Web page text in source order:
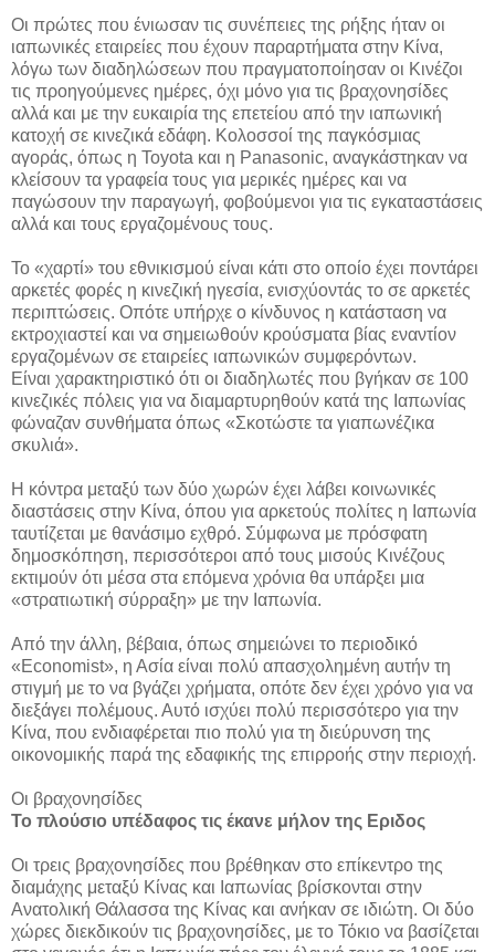
Οι πρώτες που ένιωσαν τις συνέπειες της ρήξης ήταν οι
ιαπωνικές εταιρείες που έχουν παραρτήματα στην Κίνα,
λόγω των διαδηλώσεων που πραγματοποίησαν οι Κινέζοι
τις προηγούμενες ημέρες, όχι μόνο για τις βραχονησίδες
αλλά και με την ευκαιρία της επετείου από την ιαπωνική
κατοχή σε κινεζικά εδάφη. Κολοσσοί της παγκόσμιας
αγοράς, όπως η Toyota και η Panasonic, αναγκάστηκαν να
κλείσουν τα γραφεία τους για μερικές ημέρες και να
παγώσουν την παραγωγή, φοβούμενοι για τις εγκαταστάσεις
αλλά και τους εργαζομένους τους.
Το «χαρτί» του εθνικισμού είναι κάτι στο οποίο έχει ποντάρει
αρκετές φορές η κινεζική ηγεσία, ενισχύοντάς το σε αρκετές
περιπτώσεις. Οπότε υπήρχε ο κίνδυνος η κατάσταση να
εκτροχιαστεί και να σημειωθούν κρούσματα βίας εναντίον
εργαζομένων σε εταιρείες ιαπωνικών συμφερόντων.
Είναι χαρακτηριστικό ότι οι διαδηλωτές που βγήκαν σε 100
κινεζικές πόλεις για να διαμαρτυρηθούν κατά της Ιαπωνίας
φώναζαν συνθήματα όπως «Σκοτώστε τα γιαπωνέζικα
σκυλιά».
Η κόντρα μεταξύ των δύο χωρών έχει λάβει κοινωνικές
διαστάσεις στην Κίνα, όπου για αρκετούς πολίτες η Ιαπωνία
ταυτίζεται με θανάσιμο εχθρό. Σύμφωνα με πρόσφατη
δημοσκόπηση, περισσότεροι από τους μισούς Κινέζους
εκτιμούν ότι μέσα στα επόμενα χρόνια θα υπάρξει μια
«στρατιωτική σύρραξη» με την Ιαπωνία.
Από την άλλη, βέβαια, όπως σημειώνει το περιοδικό
«Economist», η Ασία είναι πολύ απασχολημένη αυτήν τη
στιγμή με το να βγάζει χρήματα, οπότε δεν έχει χρόνο για να
διεξάγει πολέμους. Αυτό ισχύει πολύ περισσότερο για την
Κίνα, που ενδιαφέρεται πιο πολύ για τη διεύρυνση της
οικονομικής παρά της εδαφικής της επιρροής στην περιοχή.
Οι βραχονησίδες
Το πλούσιο υπέδαφος τις έκανε μήλον της Εριδος
Οι τρεις βραχονησίδες που βρέθηκαν στο επίκεντρο της
διαμάχης μεταξύ Κίνας και Ιαπωνίας βρίσκονται στην
Ανατολική Θάλασσα της Κίνας και ανήκαν σε ιδιώτη. Οι δύο
χώρες διεκδικούν τις βραχονησίδες, με το Τόκιο να βασίζεται